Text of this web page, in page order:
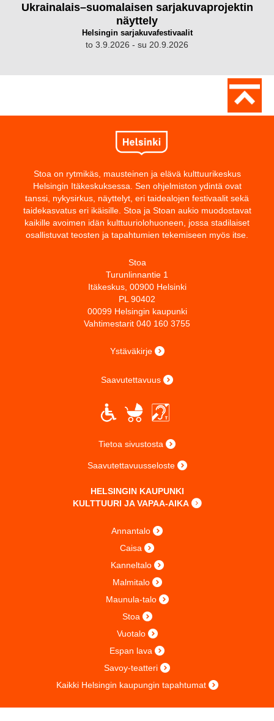
Ukrainalais–suomalaisen sarjakuvaprojektin
näyttely
Helsingin sarjakuvafestivaalit
to 3.9.2026 - su 20.9.2026
Stoa on rytmikäs, mausteinen ja elävä kulttuurikeskus
Helsingin Itäkeskuksessa. Sen ohjelmiston ydintä ovat
tanssi, nykysirkus, näyttelyt, eri taidealojen festivaalit sekä
taidekasvatus eri ikäisille. Stoa ja Stoan aukio muodostavat
kaikille avoimen idän kulttuuriolohuoneen, jossa stadilaiset
osallistuvat teosten ja tapahtumien tekemiseen myös itse.
Stoa
Turunlinnantie 1
Itäkeskus, 00900 Helsinki
PL 90402
00099 Helsingin kaupunki
Vahtimestarit 040 160 3755
Ystäväkirje
Saavutettavuus
Tietoa sivustosta
Saavutettavuusseloste
HELSINGIN KAUPUNKI
KULTTUURI JA VAPAA-AIKA
Annantalo
Caisa
Kanneltalo
Malmitalo
Maunula-talo
Stoa
Vuotalo
Espan lava
Savoy-teatteri
Kaikki Helsingin kaupungin tapahtumat